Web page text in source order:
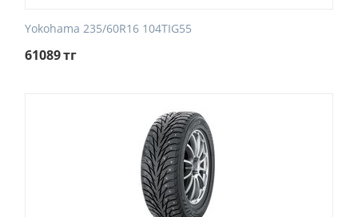
Yokohama 235/60R16 104TIG55
61089тг